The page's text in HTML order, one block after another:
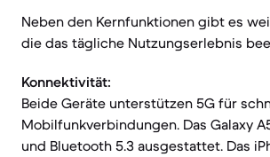
Neben den Kernfunktionen gibt es
die das tägliche Nutzungserlebnis
Konnektivität:
Beide Geräte unterstützen 5G für
Mobilfunkverbindungen. Das Galaxy
und Bluetooth 5.3 ausgestattet. Das